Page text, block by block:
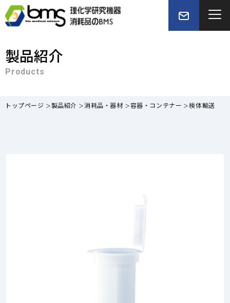
製品紹介
Products
トップページ 製品紹介 消耗品・器材 容器・コンテナー 検体輸送